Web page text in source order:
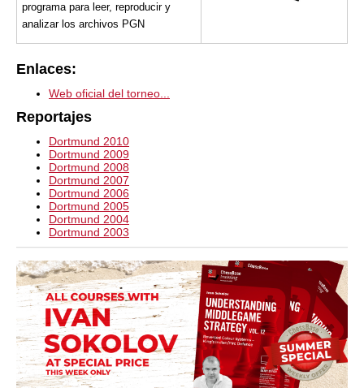
programa para leer, reproducir y
analizar los archivos PGN
Enlaces:
Web oficial del torneo...
Reportajes
Dortmund 2010
Dortmund 2009
Dortmund 2008
Dortmund 2007
Dortmund 2006
Dortmund 2005
Dortmund 2004
Dortmund 2003